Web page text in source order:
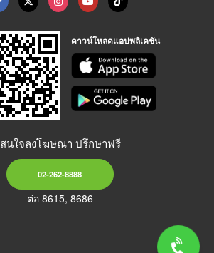
ดาวน์โหลดแอปพลิเคชัน
สนใจลงโฆษณา ปรึกษาฟรี
02-262-8888
ต่อ 8615, 8686